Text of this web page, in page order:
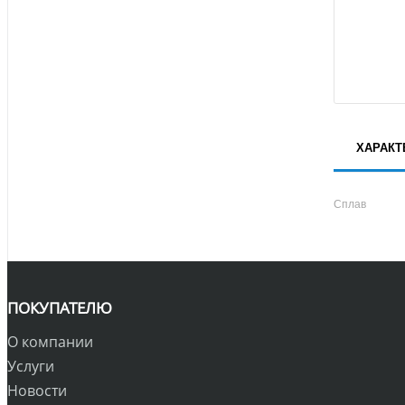
Сплав
ПОКУПАТЕЛЮ
О компании
Услуги
Новости